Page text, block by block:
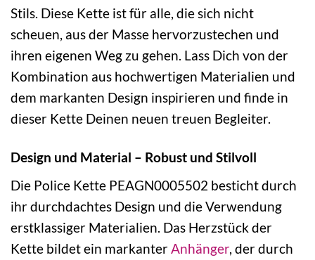
Stils. Diese Kette ist für alle, die sich nicht
scheuen, aus der Masse hervorzustechen und
ihren eigenen Weg zu gehen. Lass Dich von der
Kombination aus hochwertigen Materialien und
dem markanten Design inspirieren und finde in
dieser Kette Deinen neuen treuen Begleiter.
Design und Material – Robust und Stilvoll
Die Police Kette PEAGN0005502 besticht durch
ihr durchdachtes Design und die Verwendung
erstklassiger Materialien. Das Herzstück der
Kette bildet ein markanter Anhänger, der durch